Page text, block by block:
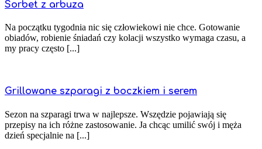
Sorbet z arbuza
Na początku tygodnia nic się człowiekowi nie chce. Gotowanie
obiadów, robienie śniadań czy kolacji wszystko wymaga czasu, a
my pracy często [...]
Grillowane szparagi z boczkiem i serem
Sezon na szparagi trwa w najlepsze. Wszędzie pojawiają się
przepisy na ich różne zastosowanie. Ja chcąc umilić swój i męża
dzień specjalnie na [...]